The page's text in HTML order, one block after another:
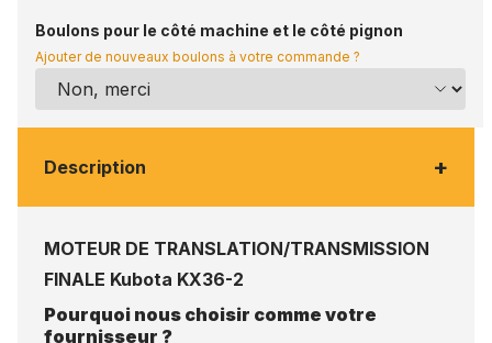
Boulons pour le côté machine et le côté pignon
Ajouter de nouveaux boulons à votre commande ?
Description +
MOTEUR DE TRANSLATION/TRANSMISSION
FINALE Kubota KX36-2
Pourquoi nous choisir comme votre
fournisseur ?